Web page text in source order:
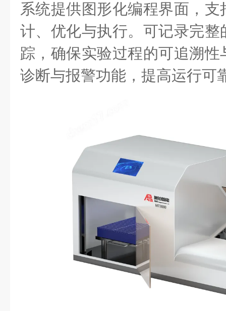
系统提供图形化编程界面，
计、优化与执行。可记录完
踪，确保实验过程的可追溯
诊断与报警功能，提高运行可